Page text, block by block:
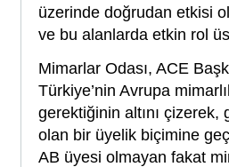
üzerinde doğrudan etkisi
ve bu alanlarda etkin rol
Mimarlar Odası, ACE
Türkiye’nin Avrupa
gerektiğinin altını çizerek,
olan bir üyelik biçimine
AB üyesi olmayan fakat